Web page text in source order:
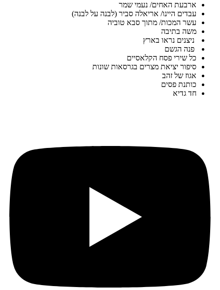
ארבעת האחים/ נעמי שמר
עבדים היינו/ אריאלה סביר (לבנה על לבנה)
עשר המכות/ מתוך סבא טוביה
משה בתיבה
ניצנים נראו בארץ
פנה הגשם
כל שירי פסח הקלאסיים
סיפור יציאת מצרים בגרסאות שונות
אגוז של זהב
כותנת פסים
חד גדיא